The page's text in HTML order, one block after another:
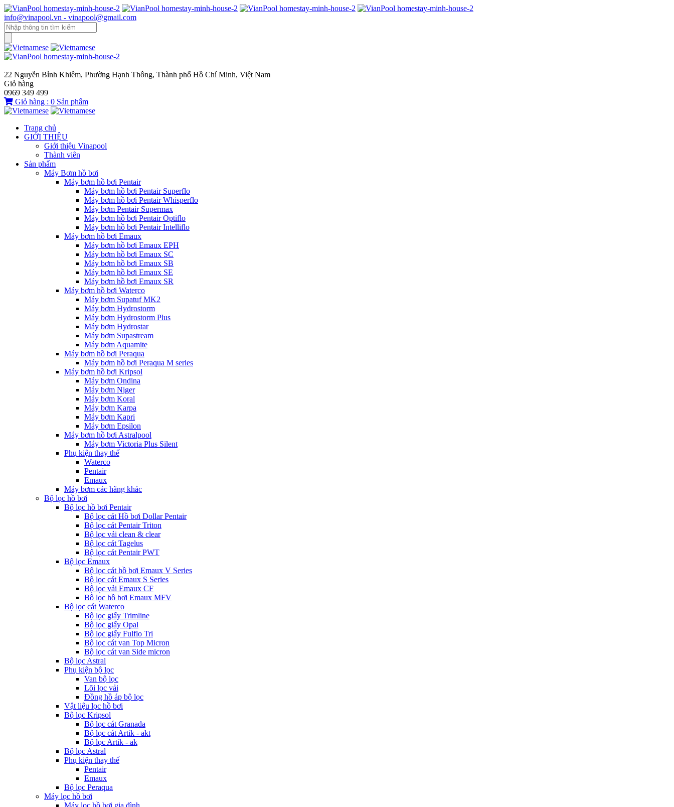
info@vinapool.vn - vinapool@gmail.com
22 Nguyễn Bỉnh Khiêm, Phường Hạnh Thông, Thành phố Hồ Chí Minh, Việt Nam
Giỏ hàng
0969 349 499
Giỏ hàng : 0 Sản phẩm
Trang chủ
GIỚI THIỆU
Giới thiệu Vinapool
Thành viên
Sản phẩm
Máy Bơm hồ bơi
Máy bơm hồ bơi Pentair
Máy bơm hồ bơi Pentair Superflo
Máy bơm hồ bơi Pentair Whisperflo
Máy bơm Pentair Supermax
Máy bơm hồ bơi Pentair Optiflo
Máy bơm hồ bơi Pentair Intelliflo
Máy bơm hồ bơi Emaux
Máy bơm hồ bơi Emaux EPH
Máy bơm hồ bơi Emaux SC
Máy bơm hồ bơi Emaux SB
Máy bơm hồ bơi Emaux SE
Máy bơm hồ bơi Emaux SR
Máy bơm hồ bơi Waterco
Máy bơm Supatuf MK2
Máy bơm Hydrostorm
Máy bơm Hydrostorm Plus
Máy bơm Hydrostar
Máy bơm Supastream
Máy bơm Aquamite
Máy bơm hồ bơi Peraqua
Máy bơm hồ bơi Peraqua M series
Máy bơm hồ bơi Kripsol
Máy bơm Ondina
Máy bơm Niger
Máy bơm Koral
Máy bơm Karpa
Máy bơm Kapri
Máy bơm Epsilon
Máy bơm hồ bơi Astralpool
Máy bơm Victoria Plus Silent
Phụ kiện thay thế
Waterco
Pentair
Emaux
Máy bơm các hãng khác
Bộ lọc hồ bơi
Bộ lọc hồ bơi Pentair
Bộ lọc cát Hồ bơi Dollar Pentair
Bộ lọc cát Pentair Triton
Bộ lọc vải clean & clear
Bộ lọc cát Tagelus
Bộ lọc cát Pentair PWT
Bộ lọc Emaux
Bộ lọc cát hồ bơi Emaux V Series
Bộ lọc cát Emaux S Series
Bộ lọc vải Emaux CF
Bô lọc hồ bơi Emaux MFV
Bộ lọc cát Waterco
Bộ lọc giấy Trimline
Bộ lọc giấy Opal
Bộ lọc giấy Fulflo Tri
Bộ lọc cát van Top Micron
Bộ lọc cát van Side micron
Bộ lọc Astral
Phụ kiện bộ lọc
Van bộ lọc
Lõi lọc vải
Đồng hồ áp bộ lọc
Vật liệu lọc hồ bơi
Bộ lọc Kripsol
Bộ lọc cát Granada
Bộ lọc cát Artik - akt
Bộ lọc Artik - ak
Bộ lọc Astral
Phụ kiện thay thế
Pentair
Emaux
Bộ lọc Peraqua
Máy lọc hồ bơi
Máy lọc hồ bơi gia đình